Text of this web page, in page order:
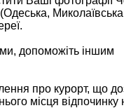
Миколаївська
допоможіть іншим
про курорт, що
місця відпочинку